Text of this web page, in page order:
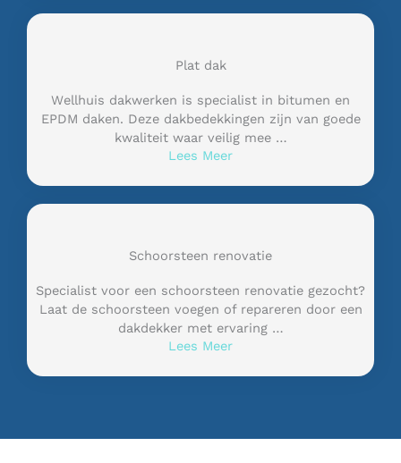
Plat dak
Wellhuis dakwerken is specialist in bitumen en
EPDM daken. Deze dakbedekkingen zijn van goede
kwaliteit waar veilig mee …
Lees Meer
Schoorsteen renovatie
Specialist voor een schoorsteen renovatie gezocht?
Laat de schoorsteen voegen of repareren door een
dakdekker met ervaring …
Lees Meer